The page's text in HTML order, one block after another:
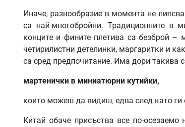
Иначе, разнообразие в момента не
са най-многобройни. Традиционните в
конците и фините плетива са безброй –
четирилистни детелинки, маргаритки и
са сред предпочитание. Има дори такива
мартенички в миниатюрни кутийки,
които можеш да видиш, едва след като ги
Китай обаче присъства все по-